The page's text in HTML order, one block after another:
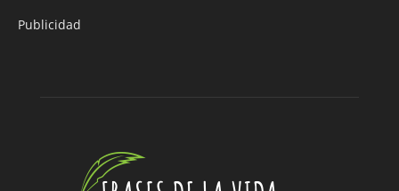
Publicidad